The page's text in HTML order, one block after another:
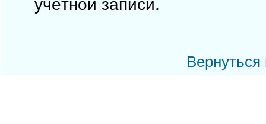
учётной записи.
Вернуться